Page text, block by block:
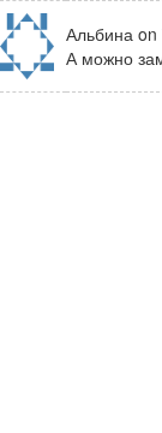
Альбина on
А можно